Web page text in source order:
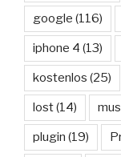
google (116)
iphone 4 (13)
kostenlos (25)
lost(14)
plugin (19)